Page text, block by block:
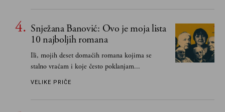
Snježana Banović: Ovo je moja lista
10 najboljih romana
Ili, mojih deset domaćih romana kojima se
stalno vraćam i koje često poklanjam...
VELIKE PRIČE